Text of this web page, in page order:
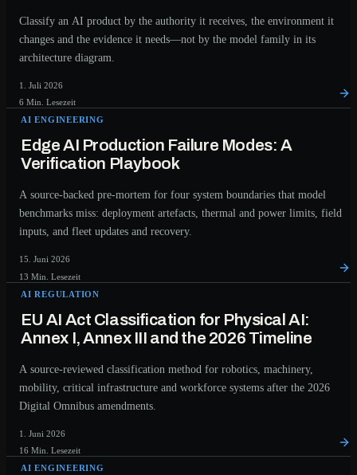
Classify an AI product by the authority it receives, the environment it
changes and the evidence it needs—not by the model family in its
architecture diagram.
1. Juli 2026
6 Min. Lesezeit
AI ENGINEERING
Edge AI Production Failure Modes: A
Verification Playbook
A source-backed pre-mortem for four system boundaries that model
benchmarks miss: deployment artefacts, thermal and power limits, field
inputs, and fleet updates and recovery.
15. Juni 2026
13 Min. Lesezeit
AI REGULATION
EU AI Act Classification for Physical AI:
Annex I, Annex III and the 2026 Timeline
A source-reviewed classification method for robotics, machinery,
mobility, critical infrastructure and workforce systems after the 2026
Digital Omnibus amendments.
1. Juni 2026
16 Min. Lesezeit
AI ENGINEERING